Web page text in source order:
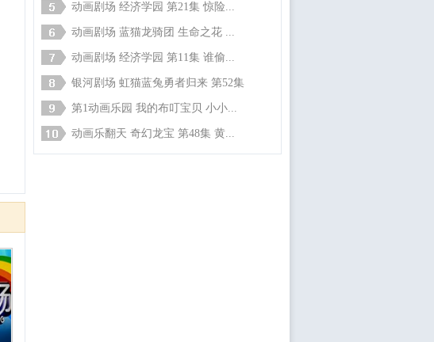
动画剧场 经济学园 第21集 惊险...
动画剧场 蓝猫龙骑团 生命之花 ...
动画剧场 经济学园 第11集 谁偷...
银河剧场 虹猫蓝兔勇者归来 第52集
第1动画乐园 我的布叮宝贝 小小...
动画乐翻天 奇幻龙宝 第48集 黄...